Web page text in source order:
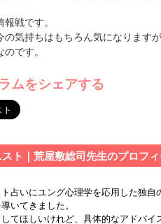
報戦です。
の気持ちはもちろん気になります
です。
ムをシェアする
スト｜荒屋敷総司先生のプロフ
占いにユング心理学を応用した独自
いてきました。
てほしいけれど、具体的なアドバイ